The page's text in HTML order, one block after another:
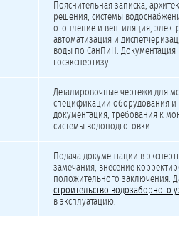
Пояснительная записка,
решения, системы водоснабжения
отопление и вентиляция,
автоматизация и
воды по СанПиН. Документация
госэкспертизу.
Деталировочные чертежи для
спецификации оборудования и
документация, требования к
системы водоподготовки.
Подача документации в
замечания, внесение
положительного заключения.
строительство водозаборного
в эксплуатацию.